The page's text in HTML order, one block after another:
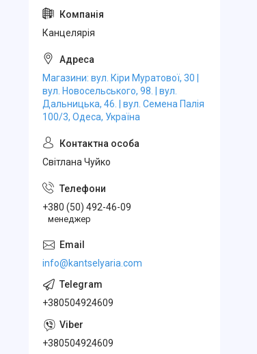
Канцелярiя
Магазини: вул. Кіри Муратової, 30 |
вул. Новосельського, 98. | вул.
Дальницька, 46. | вул. Семена Палія
100/3, Одеса, Україна
Свiтлана Чуйко
+380 (50) 492-46-09
менеджер
info@kantselyaria.com
+380504924609
+380504924609